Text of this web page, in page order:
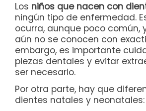
Los niños que nacen con
ningún tipo de enfermedad.
ocurra, aunque poco común,
aún no se conocen con
embargo, es importante
piezas dentales y evitar
ser necesario.
Por otra parte, hay que
dientes natales y neonatales: